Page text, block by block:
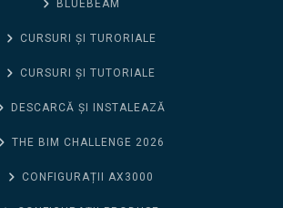
BLUEBEAM
CURSURI ȘI TURORIALE
CURSURI ȘI TUTORIALE
DESCARCĂ ȘI INSTALEAZĂ
THE BIM CHALLENGE 2026
CONFIGURAȚII AX3000